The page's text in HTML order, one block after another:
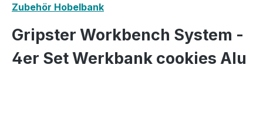
Zubehör Hobelbank
Gripster Workbench System -
4er Set Werkbank cookies Alu